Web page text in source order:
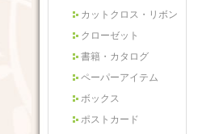
カットクロス・リボン
クローゼット
書籍・カタログ
ペーパーアイテム
ボックス
ポストカード